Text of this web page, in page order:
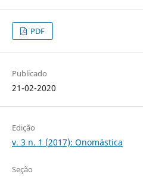
PDF
Publicado
21-02-2020
Edição
v. 3 n. 1 (2017): Onomástica
Seção